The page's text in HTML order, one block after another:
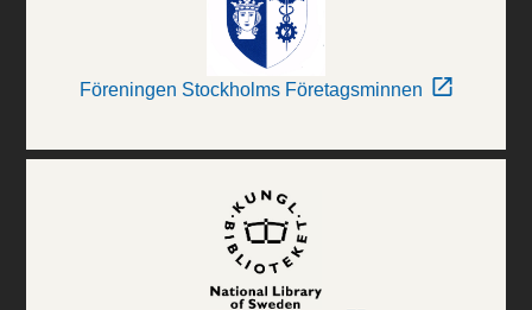
Föreningen Stockholms Företagsminnen